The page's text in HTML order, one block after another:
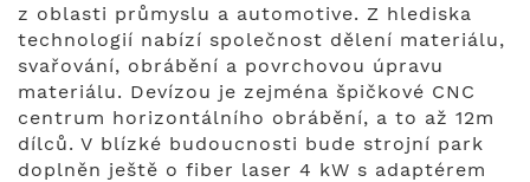
z oblasti průmyslu a automotive. Z hlediska
technologií nabízí společnost dělení materiálu,
svařování, obrábění a povrchovou úpravu
materiálu. Devízou je zejména špičkové CNC
centrum horizontálního obrábění, a to až 12m
dílců. V blízké budoucnosti bude strojní park
doplněn ještě o fiber laser 4 kW s adaptérem